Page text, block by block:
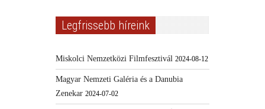
Legfrissebb híreink
Miskolci Nemzetközi Filmfesztivál 2024-08-12
Magyar Nemzeti Galéria és a Danubia
Zenekar 2024-07-02